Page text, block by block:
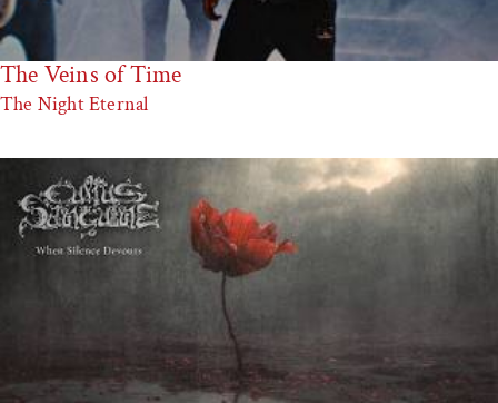
The Veins of Time
The Night Eternal